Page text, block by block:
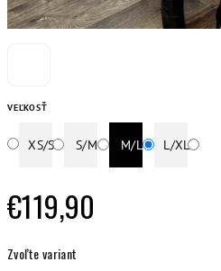
VEĽKOSŤ
XS/S S/M M/L L/XL
€119,90
cena:
Zvoľte variant